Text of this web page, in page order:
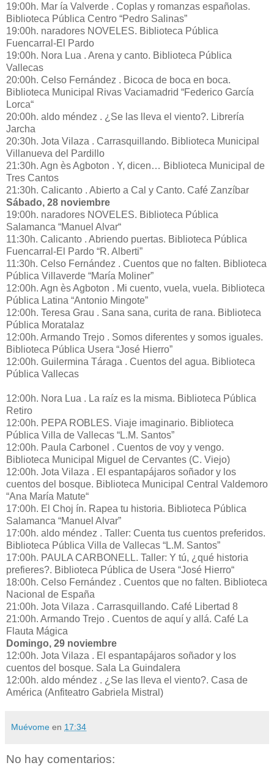
19:00h. Mar ía Valverde . Coplas y romanzas españolas.
Biblioteca Pública Centro “Pedro Salinas”
19:00h. naradores NOVELES. Biblioteca Pública
Fuencarral-El Pardo
19:00h. Nora Lua . Arena y canto. Biblioteca Pública
Vallecas
20:00h. Celso Fernández . Bicoca de boca en boca.
Biblioteca Municipal Rivas Vaciamadrid “Federico García
Lorca“
20:00h. aldo méndez . ¿Se las lleva el viento?. Librería
Jarcha
20:30h. Jota Vilaza . Carrasquillando. Biblioteca Municipal
Villanueva del Pardillo
21:30h. Agn ès Agboton . Y, dicen… Biblioteca Municipal de
Tres Cantos
21:30h. Calicanto . Abierto a Cal y Canto. Café Zanzíbar
Sábado, 28 noviembre
19:00h. naradores NOVELES. Biblioteca Pública
Salamanca “Manuel Alvar“
11:30h. Calicanto . Abriendo puertas. Biblioteca Pública
Fuencarral-El Pardo “R. Alberti”
11:30h. Celso Fernández . Cuentos que no falten. Biblioteca
Pública Villaverde “María Moliner”
12:00h. Agn ès Agboton . Mi cuento, vuela, vuela. Biblioteca
Pública Latina “Antonio Mingote”
12:00h. Teresa Grau . Sana sana, curita de rana. Biblioteca
Pública Moratalaz
12:00h. Armando Trejo . Somos diferentes y somos iguales.
Biblioteca Pública Usera “José Hierro”
12:00h. Guilermina Táraga . Cuentos del agua. Biblioteca
Pública Vallecas
12:00h. Nora Lua . La raíz es la misma. Biblioteca Pública
Retiro
12:00h. PEPA ROBLES. Viaje imaginario. Biblioteca
Pública Villa de Vallecas “L.M. Santos”
12:00h. Paula Carbonel . Cuentos de voy y vengo.
Biblioteca Municipal Miguel de Cervantes (C. Viejo)
12:00h. Jota Vilaza . El espantapájaros soñador y los
cuentos del bosque. Biblioteca Municipal Central Valdemoro
“Ana María Matute“
17:00h. El Choj ín. Rapea tu historia. Biblioteca Pública
Salamanca “Manuel Alvar”
17:00h. aldo méndez . Taller: Cuenta tus cuentos preferidos.
Biblioteca Pública Villa de Vallecas “L.M. Santos”
17:00h. PAULA CARBONELL. Taller: Y tú, ¿qué historia
prefieres?. Biblioteca Pública de Usera “José Hierro“
18:00h. Celso Fernández . Cuentos que no falten. Biblioteca
Nacional de España
21:00h. Jota Vilaza . Carrasquillando. Café Libertad 8
21:00h. Armando Trejo . Cuentos de aquí y allá. Café La
Flauta Mágica
Domingo, 29 noviembre
12:00h. Jota Vilaza . El espantapájaros soñador y los
cuentos del bosque. Sala La Guindalera
12:00h. aldo méndez . ¿Se las lleva el viento?. Casa de
América (Anfiteatro Gabriela Mistral)
Muévome en 17:34
No hay comentarios: